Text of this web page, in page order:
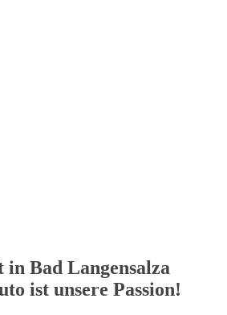
Bad Langensalza
ist unsere Passion!